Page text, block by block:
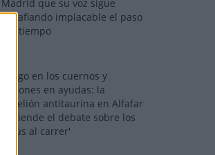
Madrid que su voz sigue
desafiando implacable el paso
del tiempo
Fuego en los cuernos y
millones en ayudas: la
rebelión antitaurina en Alfafar
enciende el debate sobre los
'bous al carrer'